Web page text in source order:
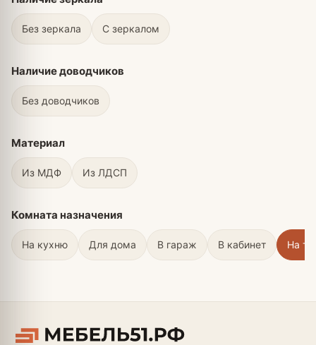
Без зеркала С зеркалом
Наличие доводчиков
Без доводчиков
Материал
Из МДФ Из ЛДСП
Комната назначения
На кухню Для дома В гараж В кабинет На